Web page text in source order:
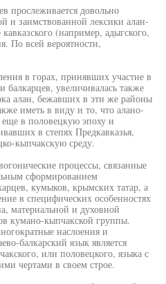
прослеживается довольно
и заимствованной лексики алан-
(например, адыгского,
По всей вероятности,
в горах, принявших участие в
балкарцев, увеличивалась также
алан, бежавших в эти же районы
иметь в виду и то, что алано-
еще в половецкую эпоху и
в степях Предкавказья,
кыпчакскую среду.
процессы, связанные
сформированием
кумыков, крымских татар, а
в специфических особенностях
материальной и духовной
кумано-кыпчакской группы.
наслоения и
балкарский язык является
или половецкого, языка с
чертами в своем строе.